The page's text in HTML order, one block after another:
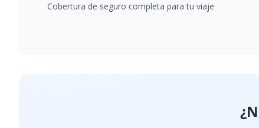
Cobertura de seguro completa para tu viaje